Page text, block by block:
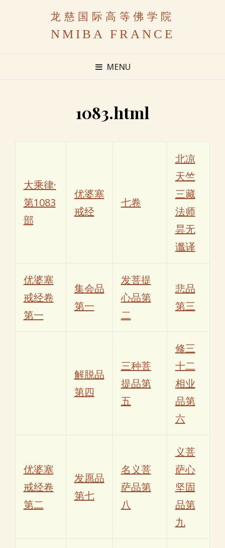
龙慈国际高等佛学院
NMIBA FRANCE
MENU
1083.html
大乘律·
第1083
部
优婆塞
戒经
七卷
北凉
天竺
三藏
法师
昙无
谶译
优婆塞
戒经卷
第一
集会品
第一
发菩提
心品第
二
悲品
第三
解脱品
第四
三种菩
提品第
五
修三
十二
相业
品第
六
优婆塞
戒经卷
第二
发愿品
第七
名义菩
萨品第
八
义菩
萨心
坚固
品第
九